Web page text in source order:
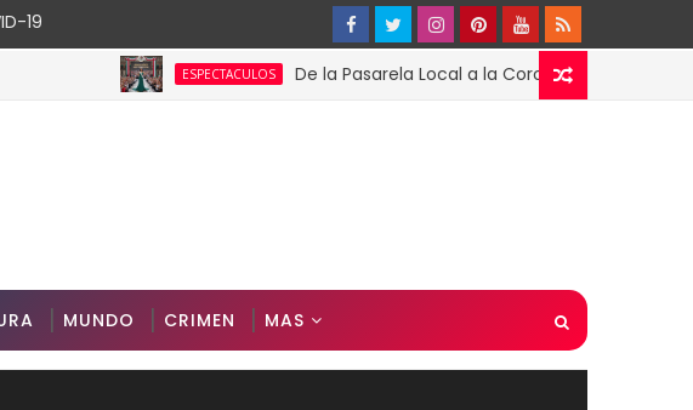
19
ESPECTACULOS De la Pasarela Local a la Corona Global: El Triunfo de
MUNDO CRIMEN MAS